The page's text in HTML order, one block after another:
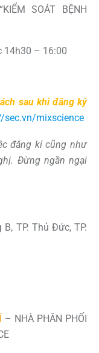
SOÁT BỆNH
14h30 – 16:00
sau khi đăng ký
sec.vn/mixscience
đăng kí cũng như
Đừng ngần ngại
TP. Thủ Đức, TP.
– NHÀ PHÂN PHỐI